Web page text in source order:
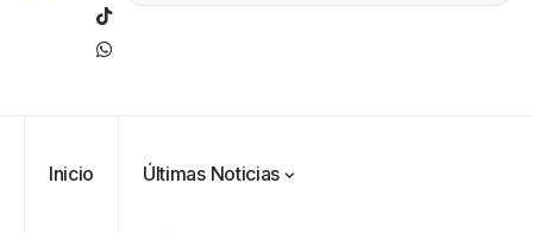
Inicio Últimas Noticias